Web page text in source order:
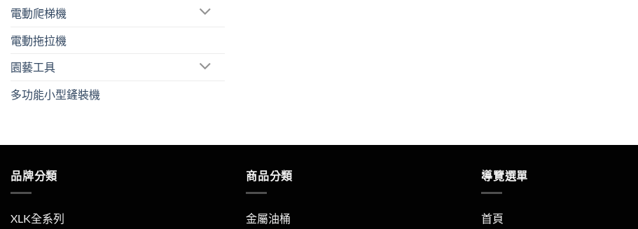
電動爬梯機
電動拖拉機
園藝工具
多功能小型鏟裝機
品牌分類
XLK全系列
商品分類
金屬油桶
導覽選單
首頁